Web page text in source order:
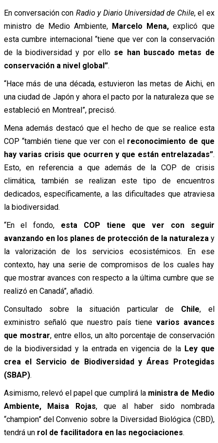
En conversación con Radio y Diario Universidad de Chile, el ex
ministro de Medio Ambiente, Marcelo Mena, explicó que
esta cumbre internacional “tiene que ver con la conservación
de la biodiversidad y por ello se han buscado metas de
conservación a nivel global”.
“Hace más de una década, estuvieron las metas de Aichi, en
una ciudad de Japón y ahora el pacto por la naturaleza que se
estableció en Montreal”, precisó.
Mena además destacó que el hecho de que se realice esta
COP “también tiene que ver con el reconocimiento de que
hay varias crisis que ocurren y que están entrelazadas”.
Esto, en referencia a que además de la COP de crisis
climática, también se realizan este tipo de encuentros
dedicados, específicamente, a las dificultades que atraviesa
la biodiversidad.
“En el fondo, esta COP tiene que ver con seguir
avanzando en los planes de protección de la naturaleza y
la valorización de los servicios ecosistémicos. En ese
contexto, hay una serie de compromisos de los cuales hay
que mostrar avances con respecto a la última cumbre que se
realizó en Canadá”, añadió.
Consultado sobre la situación particular de Chile, el
exministro señaló que nuestro país tienevarios avances
que mostrar, entre ellos, un alto porcentaje de conservación
de la biodiversidad y la entrada en vigencia de laLey que
crea el Servicio de Biodiversidad y Áreas Protegidas
(SBAP).
Asimismo, relevó el papel que cumplirá la ministra de Medio
Ambiente, Maisa Rojas, que al haber sido nombrada
“champion” del Convenio sobre la Diversidad Biológica (CBD),
tendrá un rol de facilitadora en las negociaciones.